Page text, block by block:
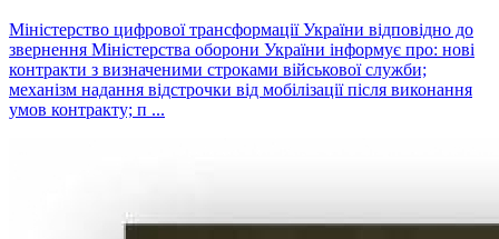
Міністерство цифрової трансформації України відповідно до
звернення Міністерства оборони України інформує про: нові
контракти з визначеними строками військової служби;
механізм надання відстрочки від мобілізації після виконання
умов контракту; п ...